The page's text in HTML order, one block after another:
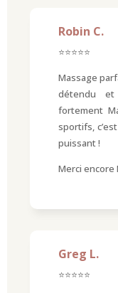
Robin C.
⭐⭐⭐⭐⭐
Massage
détendu
fortement
sportifs,
puissant !
Merci encore
Greg L.
⭐⭐⭐⭐⭐